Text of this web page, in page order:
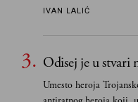
IVAN LALIĆ
Odisej je u stvari
Umesto heroja